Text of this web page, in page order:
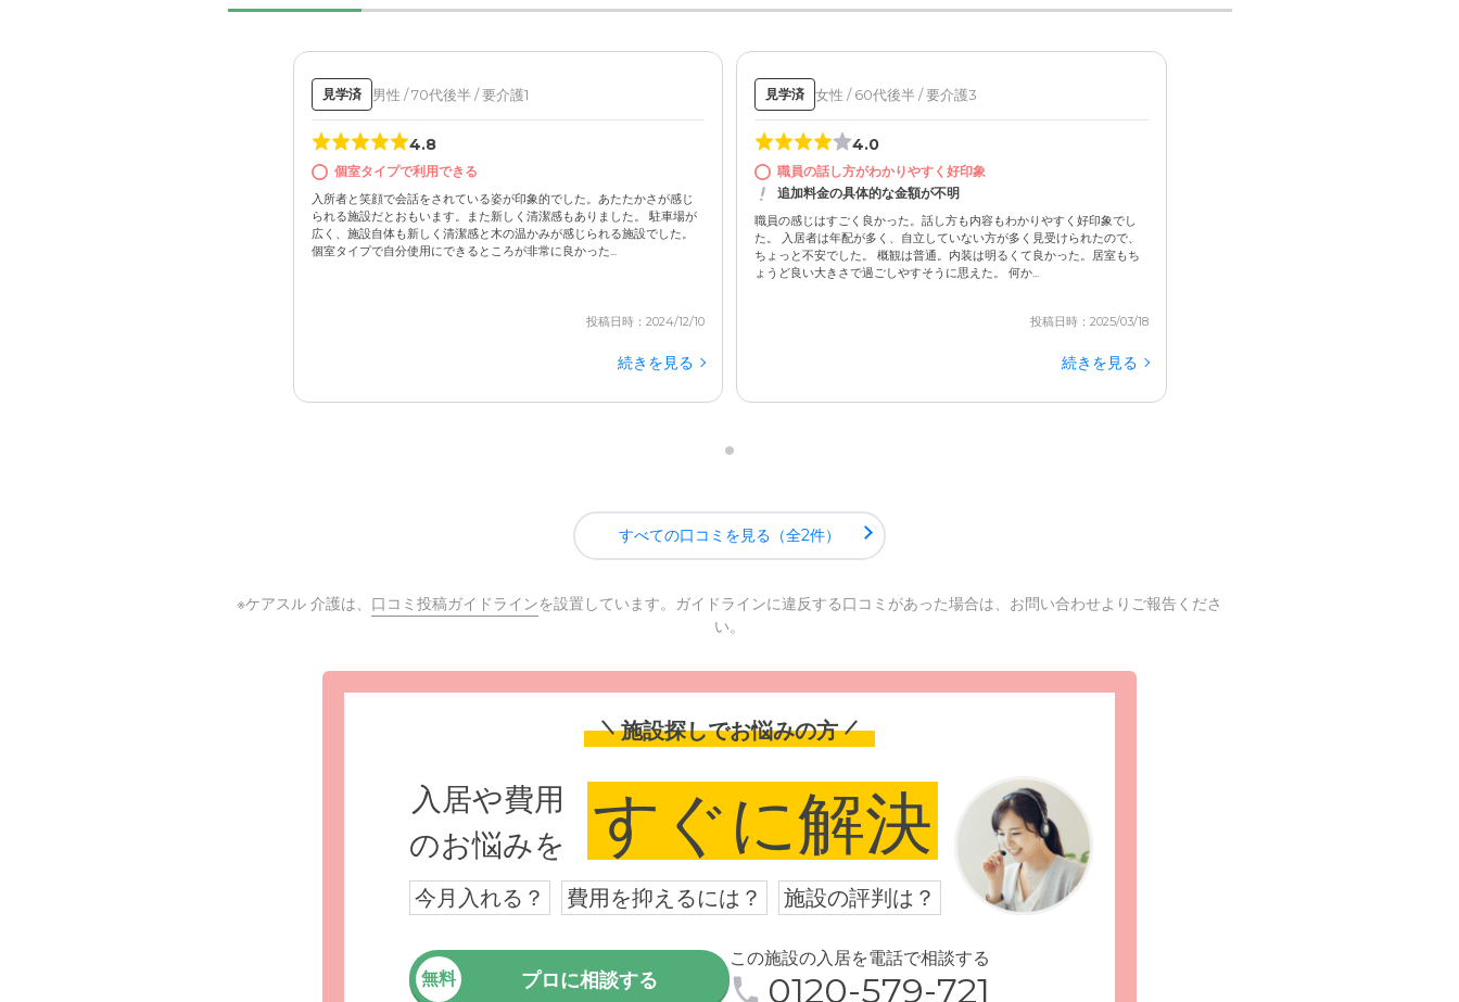
見学済 男性 / 70代後半 / 要介護1
4.8
個室タイプで利用できる
入所者と笑顔で会話をされている姿が印象的でした。あたたかさが感じ
られる施設だとおもいます。また新しく清潔感もありました。 駐車場が
広く、施設自体も新しく清潔感と木の温かみが感じられる施設でした。
個室タイプで自分使用にできるところが非常に良かった...
投稿日時：2024/12/10
続きを見る
見学済 女性 / 60代後半 / 要介護3
4.0
職員の話し方がわかりやすく好印象
追加料金の具体的な金額が不明
職員の感じはすごく良かった。話し方も内容もわかりやすく好印象でし
た。 入居者は年配が多く、自立していない方が多く見受けられたので、
ちょっと不安でした。 概観は普通。内装は明るくて良かった。居室もち
ょうど良い大きさで過ごしやすそうに思えた。 何か...
投稿日時：2025/03/18
続きを見る
すべての口コミを見る（全2件）
※ケアスル 介護は、 口コミ投稿ガイドラインを設置しています。ガイドラインに違反する口コミがあった場合は、お問い合わせよりご報告くださ
い。
施設探しでお悩みの方
入居や費用
のお悩みを
すぐに解決
今月入れる？ 費用を抑えるには？ 施設の評判は？
無料 プロに相談する
この施設の入居を電話で相談する
0120-579-721